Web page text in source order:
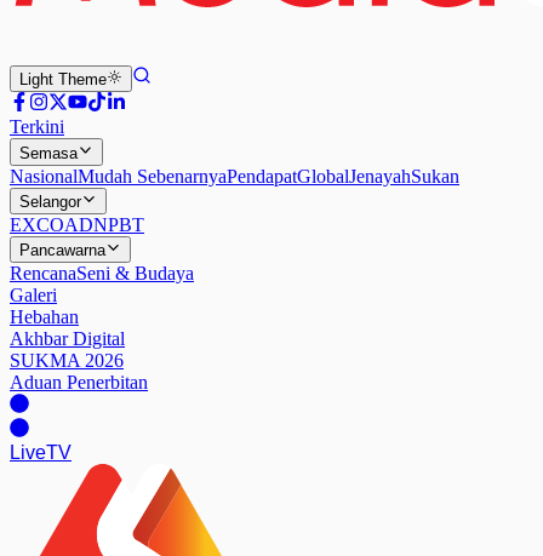
Light Theme
Terkini
Semasa
NasionalMudah SebenarnyaPendapatGlobalJenayahSukan
Selangor
EXCOADNPBT
Pancawarna
RencanaSeni & Budaya
Galeri
Hebahan
Akhbar Digital
SUKMA 2026
Aduan Penerbitan
LiveTV